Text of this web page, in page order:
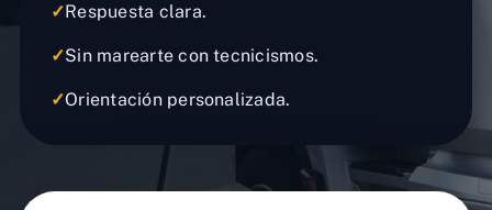
✓Respuesta clara.
✓Sin marearte con tecnicismos.
✓Orientación personalizada.